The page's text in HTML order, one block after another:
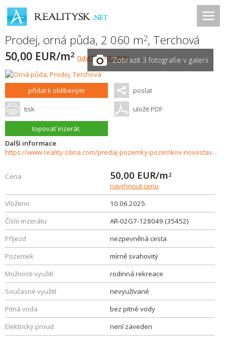
Prodej, orná půda, 2 060 m2, Terchová
50,00 EUR/m2 navrhnout cenuZobrazit 3 fotografie v galerii
přidat k oblíbeným poslat
tisk uložit PDF
topovať inzerát
Další informace
https://www.reality-zilina.com/predaj-pozemky-pozemkov-novostavby/Investicny-rekreacny-pozemok--2060-m2--Terchova-35452/?utm_source=areality&utm_medium=xml&utm_term=35452&utm_content=chalupa&utm_campaign=portaly
Cena 50,00 EUR/m2
navrhnout cenu
Vloženo
10.06.2025
Číslo inzerátu
AR-02G7-128049 (35452)
Příjezd
nezpevněná cesta
Pozemek
mírně svahovitý
Možnosti využití
rodinná rekreace
Současné využití
nevyužívané
Pitná voda
bez pitné vody
Elektrický proud
není zaveden